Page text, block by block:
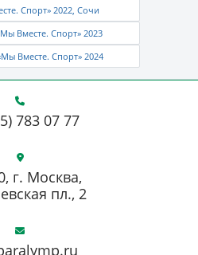
Спорт» 2022, Сочи
Вместе. Спорт» 2023
Вместе. Спорт» 2024
783 07 77
г. Москва,
пл., 2